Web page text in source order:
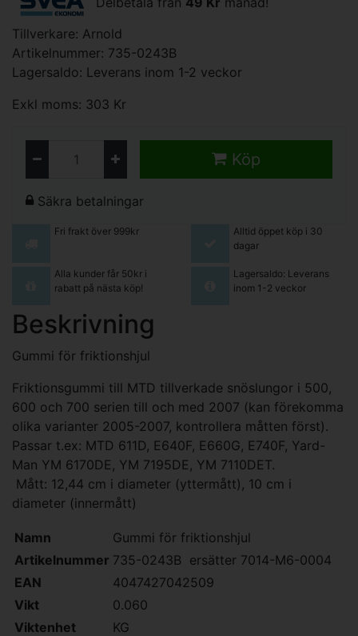
Tillverkare: Arnold
Artikelnummer: 735-0243B
Lagersaldo: Leverans inom 1-2 veckor
Exkl moms: 303 Kr
Köp
Säkra betalningar
Fri frakt över 999kr
Alltid öppet köp i 30
dagar
Alla kunder får 50kr i
rabatt på nästa köp!
Lagersaldo: Leverans
inom 1-2 veckor
Beskrivning
Gummi för friktionshjul
Friktionsgummi till MTD tillverkade snöslungor i 500,
600 och 700 serien till och med 2007 (kan förekomma
olika varianter 2005-2007, kontrollera måtten först).
Passar t.ex: MTD 611D, E640F, E660G, E740F, Yard-
Man YM 6170DE, YM 7195DE, YM 7110DET.
Mått: 12,44 cm i diameter (yttermått), 10 cm i
diameter (innermått)
Namn
Gummi för friktionshjul
Artikelnummer 735-0243B ersätter 7014-M6-0004
EAN
4047427042509
Vikt
0.060
Viktenhet
KG